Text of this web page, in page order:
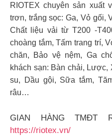
RIOTEX chuyên sản xuất
trơn, trắng sọc: Ga, Vỏ gối,
Chất liệu vải từ T200 -
choàng tắm, Tấm trang trí,
chăn, Bảo vệ nệm, Ga
khách sạn: Bàn chải, Lược,
su, Dầu gội, Sữa tắm,
râu…
GIAN HÀNG
https://riotex.vn/